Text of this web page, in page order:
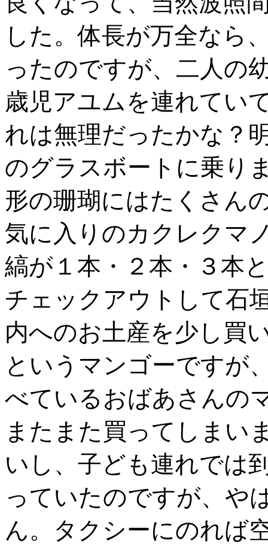
した。体長が万全なら
ったのですが、二人の
歳児アユムを連れてい
れは無理だったかな？
のグラスボートに乗り
形の珊瑚にはたくさん
気に入りのカクレクマ
縞が１本・２本・３本
チェックアウトして石
内へのお土産を少し買
というマンゴーですが
べているおばあさんの
またまた買ってしまい
いし、子ども連れでは
っていたのですが、や
ん。タクシーにのれば